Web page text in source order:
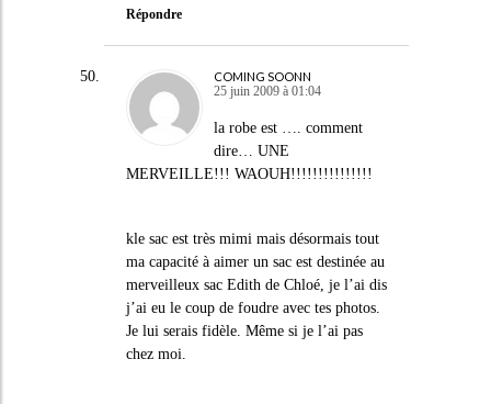
Répondre
COMING SOONN
25 juin 2009 à 01:04
la robe est …. comment
dire… UNE
MERVEILLE!!! WAOUH!!!!!!!!!!!!!!!
kle sac est très mimi mais désormais tout
ma capacité à aimer un sac est destinée au
merveilleux sac Edith de Chloé, je l’ai dis
j’ai eu le coup de foudre avec tes photos.
Je lui serais fidèle. Même si je l’ai pas
chez moi.